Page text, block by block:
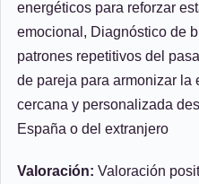
energéticos para reforzar
emocional, Diagnóstico de
patrones repetitivos del
de pareja para armonizar la
cercana y personalizada
España o del extranjero
Valoración: Valoración